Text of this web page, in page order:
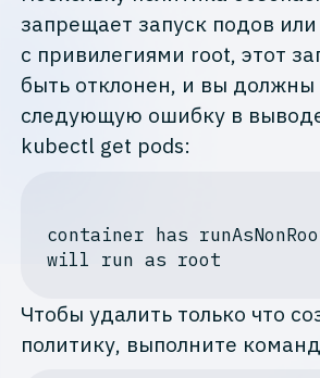
запрещает запуск подов
с привилегиями root, этот
быть отклонен, и вы должны
следующую ошибку в
kubectl get pods:
container has runAsNon
Чтобы удалить только что
политику, выполните